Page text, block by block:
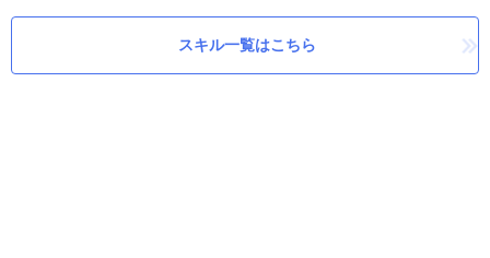
スキル一覧はこちら